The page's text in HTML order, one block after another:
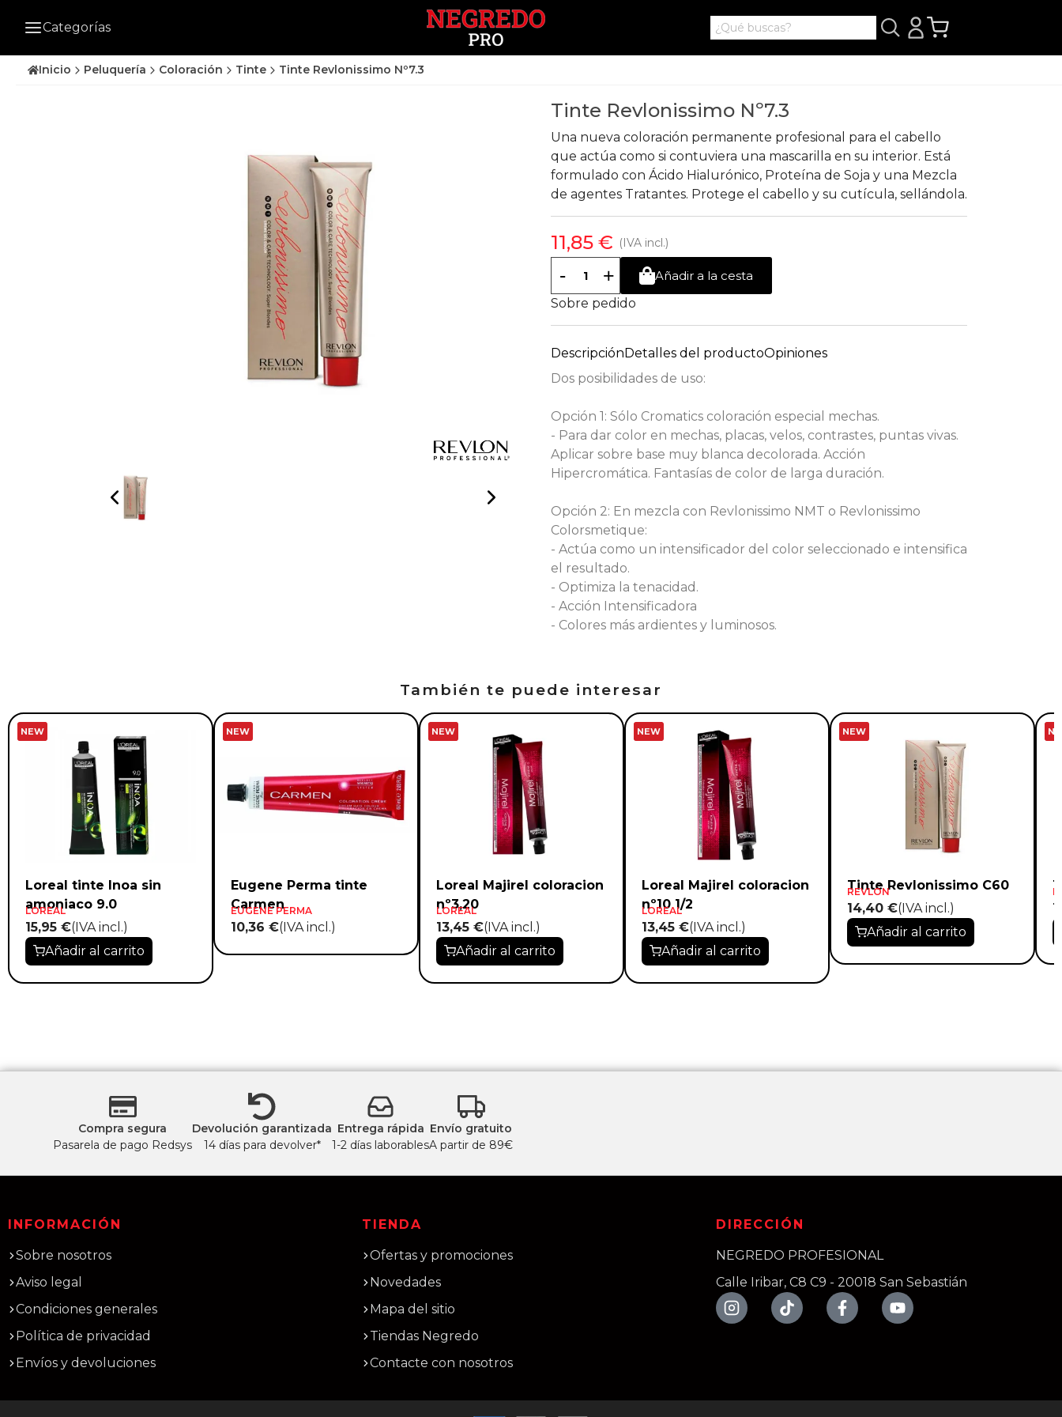
Categorías
Inicio Peluquería Coloración Tinte Tinte Revlonissimo Nº7.3
Tinte Revlonissimo Nº7.3
Una nueva coloración permanente profesional para el cabello
que actúa como si contuviera una mascarilla en su interior. Está
formulado con Ácido Hialurónico, Proteína de Soja y una Mezcla
de agentes Tratantes. Protege el cabello y su cutícula, sellándola.
11,85 € (IVA incl.)
- +
Añadir a la cesta
Sobre pedido
DescripciónDetalles del productoOpiniones
Dos posibilidades de uso:
Opción 1: Sólo Cromatics coloración especial mechas.
- Para dar color en mechas, placas, velos, contrastes, puntas vivas.
Aplicar sobre base muy blanca decolorada. Acción
Hipercromática. Fantasías de color de larga duración.
Opción 2: En mezcla con Revlonissimo NMT o Revlonissimo
Colorsmetique:
- Actúa como un intensificador del color seleccionado e intensifica
el resultado.
- Optimiza la tenacidad.
- Acción Intensificadora
- Colores más ardientes y luminosos.
También te puede interesar
NEW
Loreal tinte Inoa sin
amoniaco 9.0
LOREAL
15,95 €(IVA incl.)
Añadir al carrito
NEW
Eugene Perma tinte
Carmen
EUGENE PERMA
10,36 €(IVA incl.)
NEW
Loreal Majirel coloracion
nº3,20
LOREAL
13,45 €(IVA incl.)
Añadir al carrito
NEW
Loreal Majirel coloracion
nº10 1/2
LOREAL
13,45 €(IVA incl.)
Añadir al carrito
NEW
Tinte Revlonissimo C60
REVLON
14,40 €(IVA incl.)
Añadir al carrito
Compra segura
Pasarela de pago Redsys
Devolución garantizada
14 días para devolver*
Entrega rápida
1-2 días laborables
Envío gratuito
A partir de 89€
INFORMACIÓN
Sobre nosotros
Aviso legal
Condiciones generales
Política de privacidad
Envíos y devoluciones
TIENDA
Ofertas y promociones
Novedades
Mapa del sitio
Tiendas Negredo
Contacte con nosotros
DIRECCIÓN
NEGREDO PROFESIONAL
Calle Iribar, C8 C9 - 20018 San Sebastián